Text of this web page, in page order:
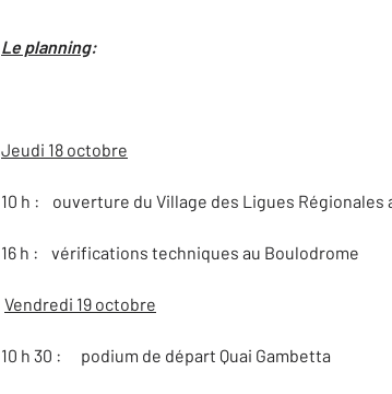
Le planning:
Jeudi 18 octobre
10 h : ouverture du Village des Ligues Régionales
16 h : vérifications techniques au Boulodrome
Vendredi 19 octobre
10 h 30 : podium de départ Quai Gambetta